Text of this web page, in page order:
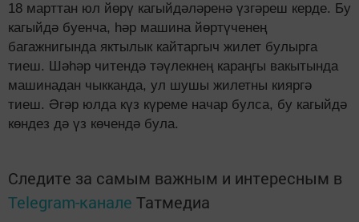
18 марттан юл йөрү кагыйдәләренә үзгәреш керде. Бу
кагыйдә буенча, һәр машина йөртүченең
багажнигында яктылык кайтаргыч жилет булырга
тиеш. Шәһәр читендә тәүлекнең караңгы вакытында
машинадан чыкканда, ул шушы жилетны кияргә
тиеш. Әгәр юлда күз күреме начар булса, бу кагыйдә
көндез дә үз көчендә була.
Следите за самым важным и интересным в
Telegram-канале Татмедиа